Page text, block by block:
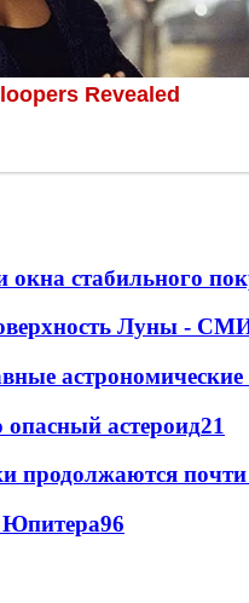
окна стабильного
Луны -
астрономические
астероид21
продолжаются
Юпитера96